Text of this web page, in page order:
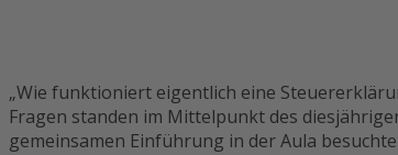
„Wie funktioniert eigentlich eine
Fragen standen im Mittelpunkt des
gemeinsamen Einführung in der Aula